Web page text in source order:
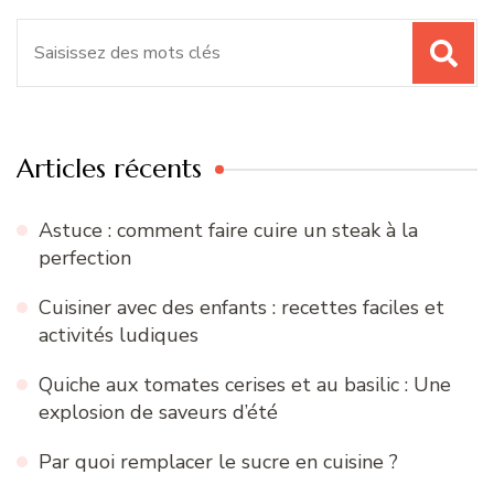
Articles récents
Astuce : comment faire cuire un steak à la
perfection
Cuisiner avec des enfants : recettes faciles et
activités ludiques
Quiche aux tomates cerises et au basilic : Une
explosion de saveurs d’été
Par quoi remplacer le sucre en cuisine ?